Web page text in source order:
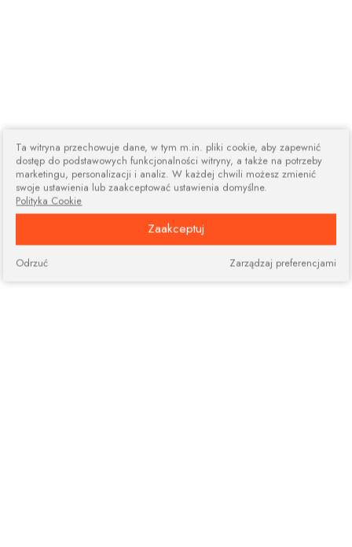
Ta witryna przechowuje dane, w tym m.in. pliki cookie, aby zapewnić
dostęp do podstawowych funkcjonalności witryny, a także na potrzeby
marketingu, personalizacji i analiz. W każdej chwili możesz zmienić
swoje ustawienia lub zaakceptować ustawienia domyślne.
Polityka Cookie
Zaakceptuj
Zarządzaj preferencjami
Odrzuć